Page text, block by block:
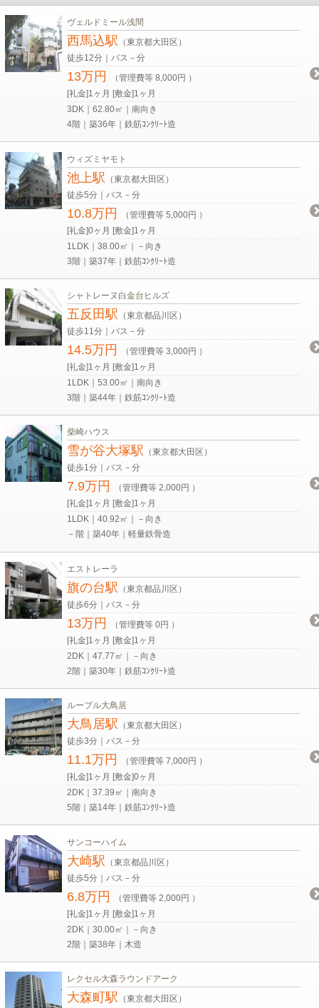
ヴェルドミール浅間
西馬込駅 （東京都大田区）
徒歩12分｜バス－分
13万円
（管理費等 8,000円 ）
[礼金]1ヶ月 [敷金]1ヶ月
3DK｜62.80㎡｜南向き
4階｜築36年｜鉄筋ｺﾝｸﾘｰﾄ造
ウィズミヤモト
池上駅
（東京都大田区）
徒歩5分｜バス－分
10.8万円
（管理費等 5,000円 ）
[礼金]0ヶ月 [敷金]1ヶ月
1LDK｜38.00㎡｜－向き
3階｜築37年｜鉄筋ｺﾝｸﾘｰﾄ造
シャトレーヌ白金台ヒルズ
五反田駅 （東京都品川区）
徒歩11分｜バス－分
14.5万円
（管理費等 3,000円 ）
[礼金]1ヶ月 [敷金]1ヶ月
1LDK｜53.00㎡｜南向き
3階｜築44年｜鉄筋ｺﾝｸﾘｰﾄ造
柴崎ハウス
雪が谷大塚駅 （東京都大田区）
徒歩1分｜バス－分
7.9万円
（管理費等 2,000円 ）
[礼金]1ヶ月 [敷金]1ヶ月
1LDK｜40.92㎡｜－向き
－階｜築40年｜軽量鉄骨造
エストレーラ
旗の台駅
（東京都品川区）
徒歩6分｜バス－分
13万円
（管理費等 0円 ）
[礼金]1ヶ月 [敷金]1ヶ月
2DK｜47.77㎡｜－向き
2階｜築30年｜鉄筋ｺﾝｸﾘｰﾄ造
ルーブル大鳥居
大鳥居駅 （東京都大田区）
徒歩3分｜バス－分
11.1万円
（管理費等 7,000円 ）
[礼金]1ヶ月 [敷金]0ヶ月
2DK｜37.39㎡｜南向き
5階｜築14年｜鉄筋ｺﾝｸﾘｰﾄ造
サンコーハイム
大崎駅
（東京都品川区）
徒歩5分｜バス－分
6.8万円
（管理費等 2,000円 ）
[礼金]1ヶ月 [敷金]1ヶ月
2DK｜30.00㎡｜－向き
2階｜築38年｜木造
レクセル大森ラウンドアーク
大森町駅
（東京都大田区）